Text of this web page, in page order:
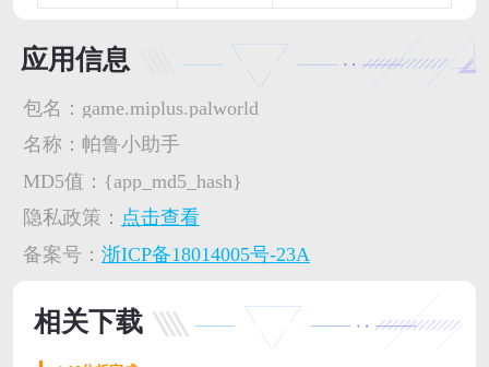
应用信息
包名： game.miplus.palworld
名称： 帕鲁小助手
MD5值： {app_md5_hash}
隐私政策： 点击查看
备案号： 浙ICP备18014005号-23A
相关下载